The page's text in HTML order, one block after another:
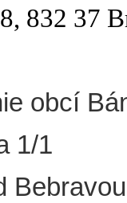
832 37
obcí
1/1
Bebravou